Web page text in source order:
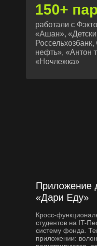
150+
работали с
«Ашан»,
нефть», «Антон
«Ночлежка»
Кросс-
студентов на IT-
систему фонда.
приложении:
Приложение
«Дари Еду»